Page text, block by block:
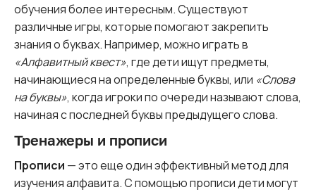
обучения более интересным. Существуют
различные игры, которые помогают закрепить
знания о буквах. Например, можно играть в
«Алфавитный квест», где дети ищут предметы,
начинающиеся на определенные буквы, или «Слова
на буквы», когда игроки по очереди называют слова,
начиная с последней буквы предыдущего слова.
Тренажеры и прописи
Прописи — это еще один эффективный метод для
изучения алфавита. С помощью прописи дети могут